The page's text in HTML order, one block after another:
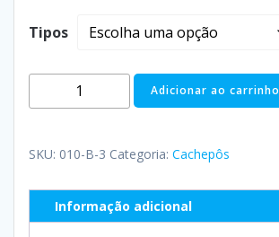
Tipos
Adicionar ao carrinho
SKU: 010-B-3 Categoria: Cachepôs
Informação adicional